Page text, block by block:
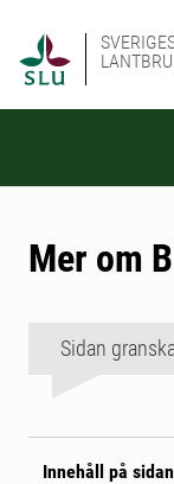
Mer om
Sidan
Innehåll på sidan